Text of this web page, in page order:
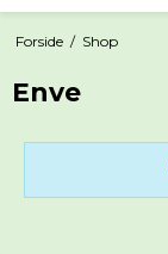
Forside / Shop
Enve